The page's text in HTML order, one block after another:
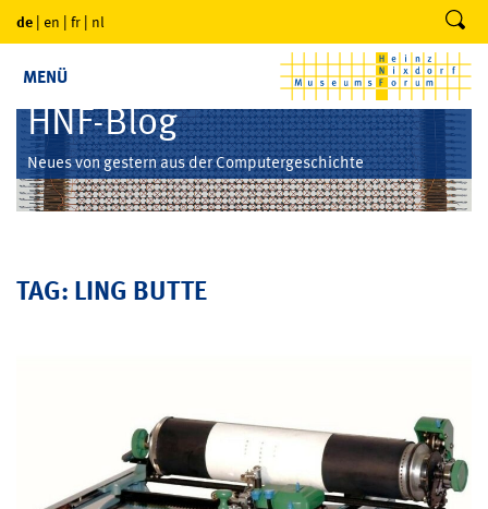
de | en | fr | nl
MENÜ
HNF-Blog
Neues von gestern aus der Computergeschichte
TAG: LING BUTTE